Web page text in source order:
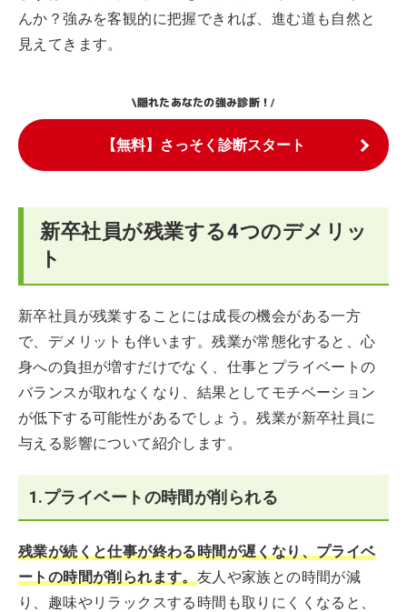
んか？強みを客観的に把握できれば、進む道も自然と
見えてきます。
\隠れたあなたの強み診断！/
【無料】さっそく診断スタート
新卒社員が残業する4つのデメリッ
ト
新卒社員が残業することには成長の機会がある一方
で、デメリットも伴います。残業が常態化すると、心
身への負担が増すだけでなく、仕事とプライベートの
バランスが取れなくなり、結果としてモチベーション
が低下する可能性があるでしょう。残業が新卒社員に
与える影響について紹介します。
1.プライベートの時間が削られる
残業が続くと仕事が終わる時間が遅くなり、プライベ
ートの時間が削られます。友人や家族との時間が減
り、趣味やリラックスする時間も取りにくくなると、